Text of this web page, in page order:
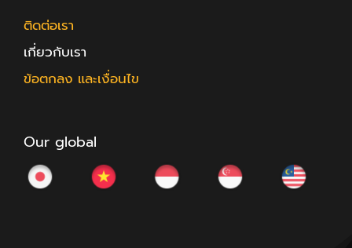
ติดต่อเรา
เกี่ยวกับเรา
ข้อตกลง และเงื่อนไข
Our global